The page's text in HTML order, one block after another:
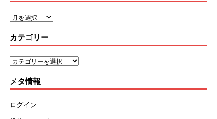
カテゴリー
メタ情報
ログイン